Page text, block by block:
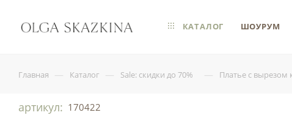
КАТАЛОГ ШОУРУМ
Главная — Каталог — Sale: скидки до 70% — Платье с вырезом
артикул: 170422